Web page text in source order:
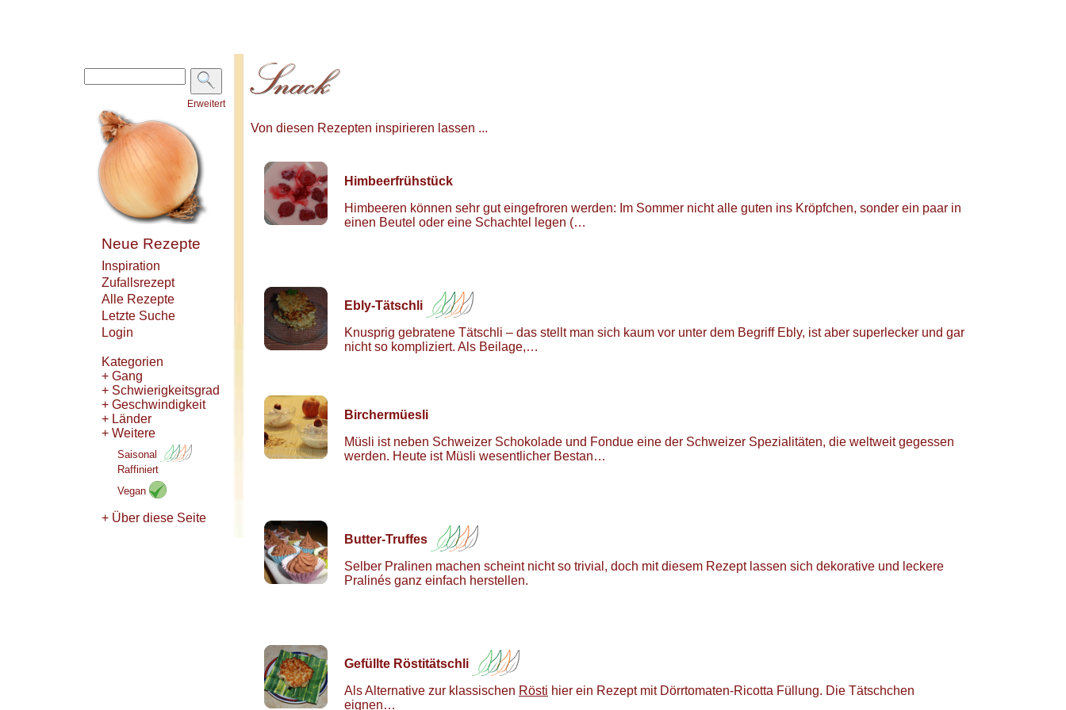
Erweitert
Neue Rezepte
Inspiration
Zufallsrezept
Alle Rezepte
Letzte Suche
Login
Kategorien
+ Gang
+ Schwierigkeitsgrad
+ Geschwindigkeit
+ Länder
+ Weitere
Saisonal
Raffiniert
Vegan
+ Über diese Seite
Von diesen Rezepten inspirieren lassen ...
Himbeerfrühstück
Himbeeren können sehr gut eingefroren werden: Im Sommer nicht alle guten ins Kröpfchen, sonder ein paar in
einen Beutel oder eine Schachtel legen (…
Ebly-Tätschli
Knusprig gebratene Tätschli – das stellt man sich kaum vor unter dem Begriff Ebly, ist aber superlecker und gar
nicht so kompliziert. Als Beilage,…
Birchermüesli
Müsli ist neben Schweizer Schokolade und Fondue eine der Schweizer Spezialitäten, die weltweit gegessen
werden. Heute ist Müsli wesentlicher Bestan…
Butter-Truffes
Selber Pralinen machen scheint nicht so trivial, doch mit diesem Rezept lassen sich dekorative und leckere
Pralinés ganz einfach herstellen.
Gefüllte Röstitätschli
Als Alternative zur klassischen Rösti hier ein Rezept mit Dörrtomaten-Ricotta Füllung. Die Tätschchen
eignen…